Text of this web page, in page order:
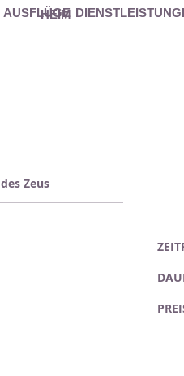
HEIM
AUSFLÜGE
Zeus